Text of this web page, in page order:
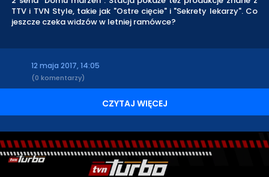
TTV i TVN Style, takie jak "Ostre cięcie" i "Sekrety lekarzy". Co
jeszcze czeka widzów w letniej ramówce?
12 maja 2017, 14:05
(0 komentarzy)
CZYTAJ WIĘCEJ